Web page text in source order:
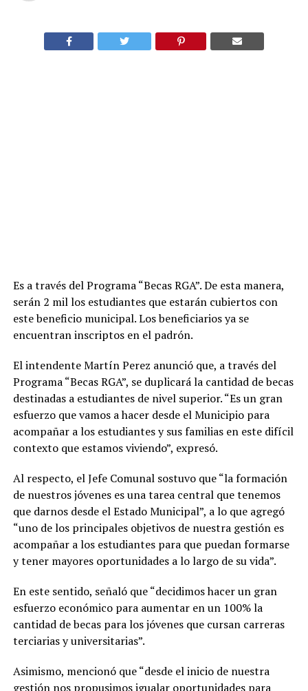
Es a través del Programa “Becas RGA”. De esta manera,
serán 2 mil los estudiantes que estarán cubiertos con
este beneficio municipal. Los beneficiarios ya se
encuentran inscriptos en el padrón.
El intendente Martín Perez anunció que, a través del
Programa “Becas RGA”, se duplicará la cantidad de becas
destinadas a estudiantes de nivel superior. “Es un gran
esfuerzo que vamos a hacer desde el Municipio para
acompañar a los estudiantes y sus familias en este difícil
contexto que estamos viviendo”, expresó.
Al respecto, el Jefe Comunal sostuvo que “la formación
de nuestros jóvenes es una tarea central que tenemos
que darnos desde el Estado Municipal”, a lo que agregó
“uno de los principales objetivos de nuestra gestión es
acompañar a los estudiantes para que puedan formarse
y tener mayores oportunidades a lo largo de su vida”.
En este sentido, señaló que “decidimos hacer un gran
esfuerzo económico para aumentar en un 100% la
cantidad de becas para los jóvenes que cursan carreras
terciarias y universitarias”.
Asimismo, mencionó que “desde el inicio de nuestra
gestión nos propusimos igualar oportunidades para